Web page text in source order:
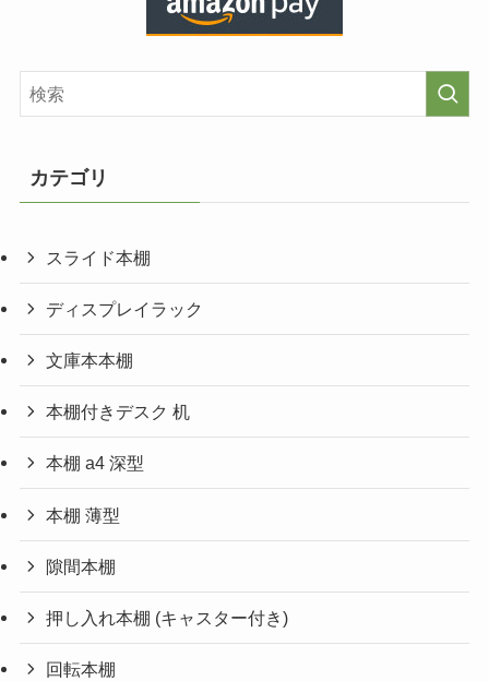
カテゴリ
スライド本棚
ディスプレイラック
文庫本本棚
本棚付きデスク 机
本棚 a4 深型
本棚 薄型
隙間本棚
押し入れ本棚 (キャスター付き)
回転本棚